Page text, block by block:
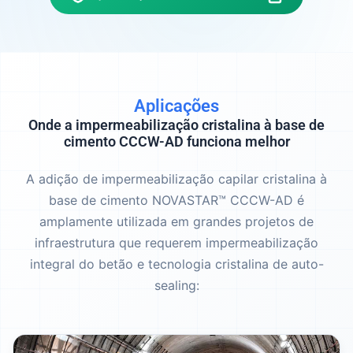
Aplicações
Onde a impermeabilização cristalina à base de
cimento CCCW-AD funciona melhor
A adição de impermeabilização capilar cristalina à
base de cimento NOVASTAR™ CCCW-AD é
amplamente utilizada em grandes projetos de
infraestrutura que requerem impermeabilização
integral do betão e tecnologia cristalina de auto-
sealing: